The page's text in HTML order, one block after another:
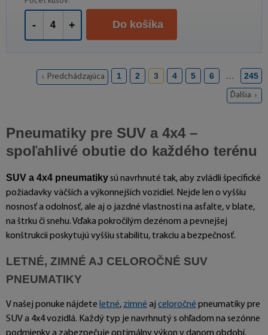
- + Do košíka
Predchádzajúca 1 2 3 4 5 6 … 245
Ďalšia
Pneumatiky pre SUV a 4x4 –
spoľahlivé obutie do každého terénu
SUV a 4x4 pneumatikysú navrhnuté tak, aby zvládli špecifické
požiadavky väčších a výkonnejších vozidiel. Nejde len o vyššiu
nosnosť a odolnosť, ale aj o jazdné vlastnosti na asfalte, v blate,
na štrku či snehu. Vďaka pokročilým dezénom a pevnejšej
konštrukcii poskytujú vyššiu stabilitu, trakciu a bezpečnosť.
LETNÉ, ZIMNÉ AJ CELOROČNÉ SUV
PNEUMATIKY
V našej ponuke nájdete letné, zimné aj celoročné pneumatiky pre
SUV a 4x4 vozidlá. Každý typ je navrhnutý s ohľadom na sezónne